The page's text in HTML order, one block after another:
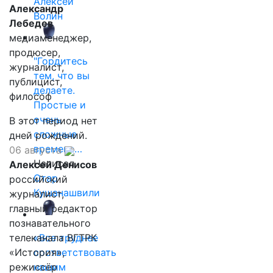
Волин
"Гордитесь
тем, что вы
делаете.
Простые и
очень
сложные
времена…
Написал
Отар
Кушанашвили
«Все труднее
соответствовать
нашим
Александр
Лебедев
медиаменеджер,
продюсер,
журналист,
публицист,
философ
В этот период нет
дней рождений.
06 августа
Алексей Денисов
российский
журналист,
главный редактор
познавательного
телеканала ВГТРК
«История»,
режиссёр